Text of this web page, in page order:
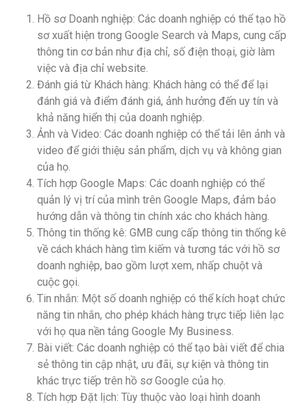
Hồ sơ Doanh nghiệp: Các doanh nghiệp có thể tạo hồ
sơ xuất hiện trong Google Search và Maps, cung cấp
thông tin cơ bản như địa chỉ, số điện thoại, giờ làm
việc và địa chỉ website.
Đánh giá từ Khách hàng: Khách hàng có thể để lại
đánh giá và điểm đánh giá, ảnh hưởng đến uy tín và
khả năng hiển thị của doanh nghiệp.
Ảnh và Video: Các doanh nghiệp có thể tải lên ảnh và
video để giới thiệu sản phẩm, dịch vụ và không gian
của họ.
Tích hợp Google Maps: Các doanh nghiệp có thể
quản lý vị trí của mình trên Google Maps, đảm bảo
hướng dẫn và thông tin chính xác cho khách hàng.
Thông tin thống kê: GMB cung cấp thông tin thống kê
về cách khách hàng tìm kiếm và tương tác với hồ sơ
doanh nghiệp, bao gồm lượt xem, nhấp chuột và
cuộc gọi.
Tin nhắn: Một số doanh nghiệp có thể kích hoạt chức
năng tin nhắn, cho phép khách hàng trực tiếp liên lạc
với họ qua nền tảng Google My Business.
Bài viết: Các doanh nghiệp có thể tạo bài viết để chia
sẻ thông tin cập nhật, ưu đãi, sự kiện và thông tin
khác trực tiếp trên hồ sơ Google của họ.
Tích hợp Đặt lịch: Tùy thuộc vào loại hình doanh